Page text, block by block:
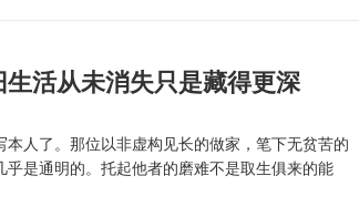
活从未消失只是藏得更深
人了。那位以非虚构见长的做家，笔下无贫苦的
是通明的。托起他者的磨难不是取生俱来的能